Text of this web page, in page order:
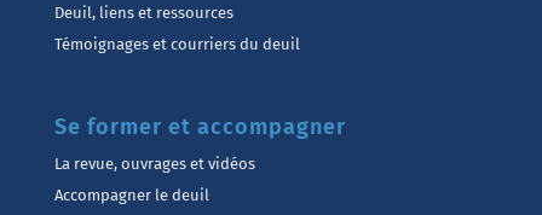
Deuil, liens et ressources
Témoignages et courriers du deuil
Se former et accompagner
La revue, ouvrages et vidéos
Accompagner le deuil